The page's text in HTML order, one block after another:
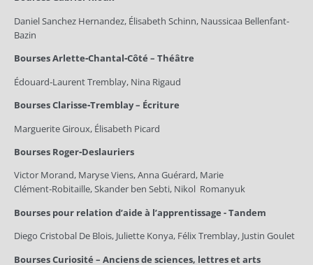
Daniel Sanchez Hernandez, Élisabeth Schinn, Naussicaa Bellenfant-
Bazin
Bourses Arlette‑Chantal‑Côté – Théâtre
Édouard‑Laurent Tremblay, Nina Rigaud
Bourses Clarisse‑Tremblay – Écriture
Marguerite Giroux, Élisabeth Picard
Bourses Roger‑Deslauriers
Victor Morand, Maryse Viens, Anna Guérard, Marie
Clément‑Robitaille, Skander ben Sebti, Nikol Romanyuk
Bourses pour relation d’aide à l’apprentissage - Tandem
Diego Cristobal De Blois, Juliette Konya, Félix Tremblay, Justin Goulet
Bourses Curiosité – Anciens de sciences, lettres et arts